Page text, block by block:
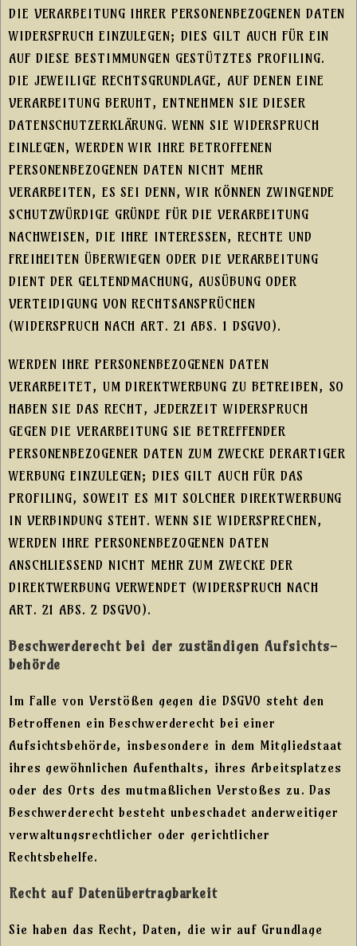
DIE VERARBEITUNG IHRER PERSONENBEZOGENEN DATEN
WIDERSPRUCH EINZULEGEN; DIES GILT AUCH FÜR EIN
AUF DIESE BESTIMMUNGEN GESTÜTZTES PROFILING.
DIE JEWEILIGE RECHTSGRUNDLAGE, AUF DENEN EINE
VERARBEITUNG BERUHT, ENTNEHMEN SIE DIESER
DATENSCHUTZERKLÄRUNG. WENN SIE WIDERSPRUCH
EINLEGEN, WERDEN WIR IHRE BETROFFENEN
PERSONENBEZOGENEN DATEN NICHT MEHR
VERARBEITEN, ES SEI DENN, WIR KÖNNEN ZWINGENDE
SCHUTZWÜRDIGE GRÜNDE FÜR DIE VERARBEITUNG
NACHWEISEN, DIE IHRE INTERESSEN, RECHTE UND
FREIHEITEN ÜBERWIEGEN ODER DIE VERARBEITUNG
DIENT DER GELTENDMACHUNG, AUSÜBUNG ODER
VERTEIDIGUNG VON RECHTSANSPRÜCHEN
(WIDERSPRUCH NACH ART. 21 ABS. 1 DSGVO).
WERDEN IHRE PERSONENBEZOGENEN DATEN
VERARBEITET, UM DIREKTWERBUNG ZU BETREIBEN, SO
HABEN SIE DAS RECHT, JEDERZEIT WIDERSPRUCH
GEGEN DIE VERARBEITUNG SIE BETREFFENDER
PERSONENBEZOGENER DATEN ZUM ZWECKE DERARTIGER
WERBUNG EINZULEGEN; DIES GILT AUCH FÜR DAS
PROFILING, SOWEIT ES MIT SOLCHER DIREKTWERBUNG
IN VERBINDUNG STEHT. WENN SIE WIDERSPRECHEN,
WERDEN IHRE PERSONENBEZOGENEN DATEN
ANSCHLIESSEND NICHT MEHR ZUM ZWECKE DER
DIREKTWERBUNG VERWENDET (WIDERSPRUCH NACH
ART. 21 ABS. 2 DSGVO).
Beschwerde­recht bei der zuständigen Aufsichts­
behörde
Im Falle von Verstößen gegen die DSGVO steht den
Betroffenen ein Beschwerderecht bei einer
Aufsichtsbehörde, insbesondere in dem Mitgliedstaat
ihres gewöhnlichen Aufenthalts, ihres Arbeitsplatzes
oder des Orts des mutmaßlichen Verstoßes zu. Das
Beschwerderecht besteht unbeschadet anderweitiger
verwaltungsrechtlicher oder gerichtlicher
Rechtsbehelfe.
Recht auf Daten­übertrag­barkeit
Sie haben das Recht, Daten, die wir auf Grundlage